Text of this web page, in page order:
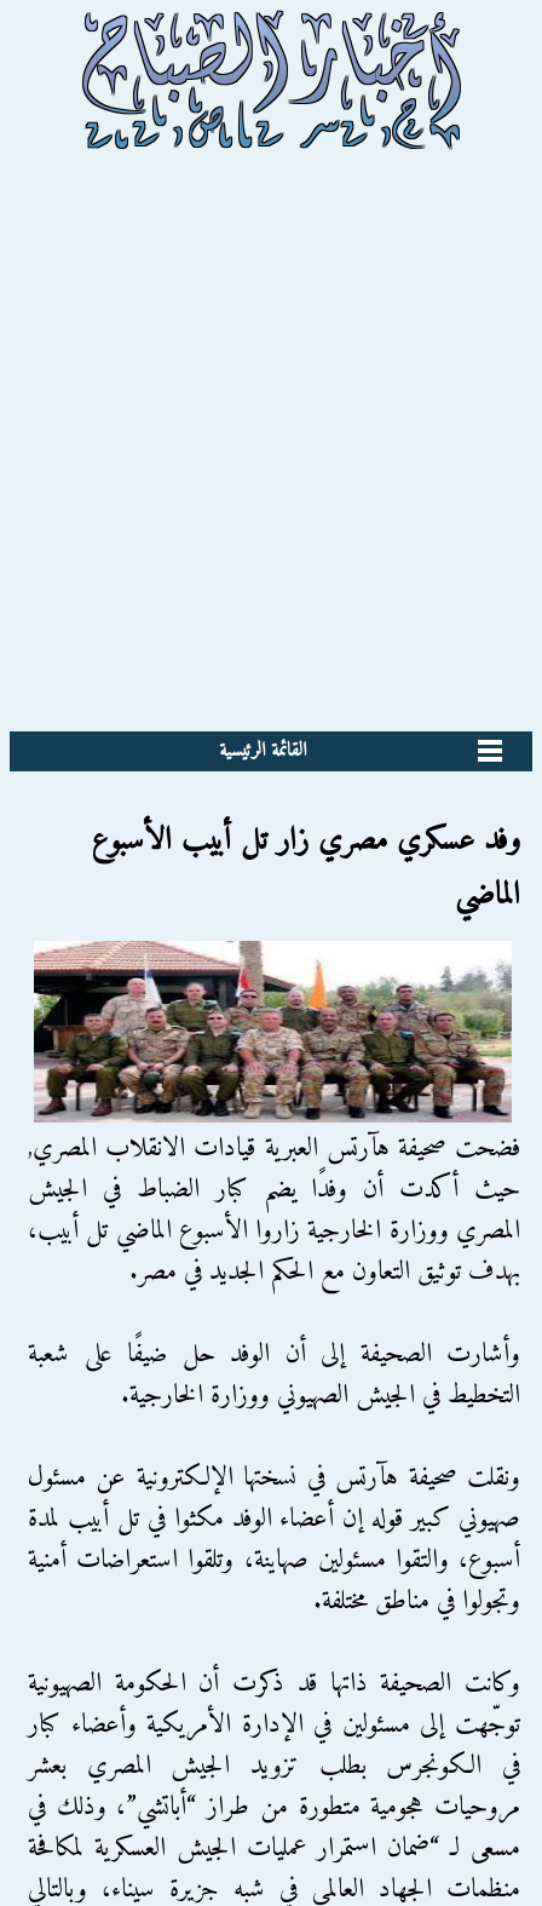
القائمة الرئيسية
وفد عسكري مصري زار تل أبيب الأسبوع
الماضي
فضحت صحيفة هآرتس العبرية قيادات الانقلاب المصري,
حيث أكدت أن وفدًا يضم كبار الضباط في الجيش
المصري ووزارة الخارجية زاروا الأسبوع الماضي تل أبيب،
بهدف توثيق التعاون مع الحكم الجديد في مصر.
وأشارت الصحيفة إلى أن الوفد حل ضيفًا على شعبة
التخطيط في الجيش الصهيوني ووزارة الخارجية.
ونقلت صحيفة هآرتس في نسختها الإلكترونية عن مسئول
صهيوني كبير قوله إن أعضاء الوفد مكثوا في تل أبيب لمدة
أسبوع، والتقوا مسئولين صهاينة، وتلقوا استعراضات أمنية
وتجولوا في مناطق مختلفة.
وكانت الصحيفة ذاتها قد ذكرت أن الحكومة الصهيونية
توجّهت إلى مسئولين في الإدارة الأمريكية وأعضاء كبار
في الكونجرس بطلب تزويد الجيش المصري بعشر
مروحيات هجومية متطورة من طراز “أباتشي”، وذلك في
مسعى لـ “ضمان استمرار عمليات الجيش العسكرية لمكافحة
منظمات الجهاد العالمي في شبه جزيرة سيناء، وبالتالي